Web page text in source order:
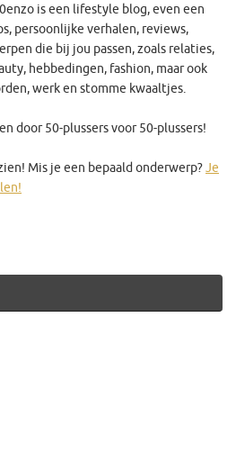
is een lifestyle blog, even een
persoonlijke verhalen, reviews,
die bij jou passen, zoals relaties,
hebbedingen, fashion, maar ook
werk en stomme kwaaltjes.
door 50-plussers voor 50-plussers!
Mis je een bepaald onderwerp?Je